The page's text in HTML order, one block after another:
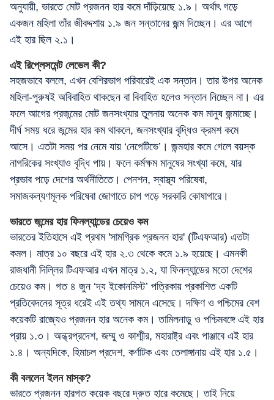
অনুযায়ী, ভারতে মোট প্রজনন হার কমে দাঁড়িয়েছে ১.৯। অর্থাৎ গড়ে
একজন মহিলা তাঁর জীবদ্দশায় ১.৯ জন সন্তানের জন্ম দিচ্ছেন। এর আগে
এই হার ছিল ২.১।
এই রিপ্লেসমেন্ট লেভেল কী?
সহজভাবে বললে, এখন বেশিরভাগ পরিবারেই এক সন্তান। তার উপর অনেক
মহিলা-পুরুষই অবিবাহিত থাকছেন বা বিবাহিত হলেও সন্তান নিচ্ছেন না। এর
ফলে আগের প্রজন্মের মোট জনসংখ্যার তুলনায় অনেক কম মানুষ জন্মাচ্ছে।
দীর্ঘ সময় ধরে জন্মের হার কম থাকলে, জনসংখ্যার বৃদ্ধিও ক্রমশ কমে
আসে। এতটা সময় পর নেমে যায় ‘নেগেটিভে’। জন্মহার কমে গেলে বয়স্ক
নাগরিকের সংখ্যাও বৃদ্ধি পায়। ফলে কর্মক্ষম মানুষের সংখ্যা কমে, যার
প্রভাব পড়ে দেশের অর্থনীতিতে। পেনশন, স্বাস্থ্য পরিষেবা,
সমাজকল্যণমূলক পরিষেবা জোগাতে চাপ পড়ে সরকারি কোষাগারে।
ভারতে জন্মের হার ফিনল্যান্ডের চেয়েও কম
ভারতের ইতিহাসে এই প্রথম 'সামগ্রিক প্রজনন হার' (টিএফআর) এতটা
কমল। মাত্র ১০ বছরে এই হার ২.৩ থেকে কমে ১.৯ হয়েছে। এমনকী
রাজধানী দিল্লির টিএফআর এখন মাত্র ১.২, যা ফিনল্যান্ডের মতো দেশের
চেয়েও কম। গত ৪ জুন ‘দ্য ইকোনমিস্ট’ পত্রিকায় প্রকাশিত একটি
প্রতিবেদনের সূত্র ধরেই এই তথ্য সামনে এসেছে। দক্ষিণ ও পশ্চিমের বেশ
কয়েকটি রাজ্যেও প্রজনন হার অনেক কম। তামিলনাড়ু ও পশ্চিমবঙ্গে এই হার
প্রায় ১.৩। অন্ধ্রপ্রদেশ, জম্মু ও কাশ্মীর, মহারাষ্ট্র এবং পাঞ্জাবে এই হার
১.৪। অন্যদিকে, হিমাচল প্রদেশ, কর্ণাটক এবং তেলাঙ্গানায় এই হার ১.৫।
কী বললেন ইলন মাস্ক?
ভারতে প্রজনন হারগত কয়েক বছরে দ্রুত হারে কমেছে। তাই নিয়ে